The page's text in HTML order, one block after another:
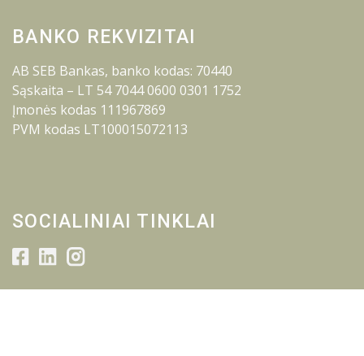
BANKO REKVIZITAI
AB SEB Bankas, banko kodas: 70440
Sąskaita – LT 54 7044 0600 0301 1752
Įmonės kodas 111967869
PVM kodas LT100015072113
SOCIALINIAI TINKLAI